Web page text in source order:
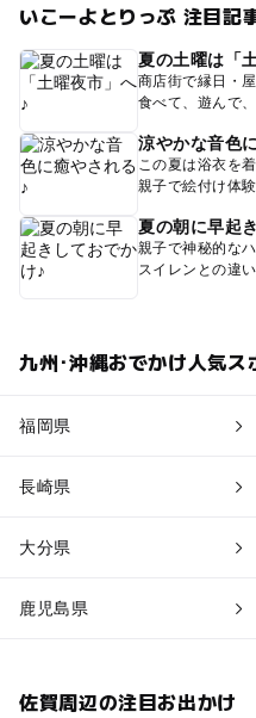
いこーよとりっぷ 注目記
夏の土曜は「
商店街で縁日・
食べて、遊んで
涼やかな音色
この夏は浴衣を
親子で絵付け体
夏の朝に早起
親子で神秘的な
スイレンとの違
九州･沖縄おでかけ人気ス
福岡県
長崎県
大分県
鹿児島県
佐賀周辺の注目お出かけ